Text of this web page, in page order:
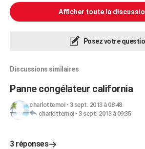
Afficher toute la
Posez votre
Discussions similaires
Panne congélateur california
charlottemoi- 3 sept. 2013 à 08:48
charlottemoi- 3 sept. 2013 à 09:35
3 réponses